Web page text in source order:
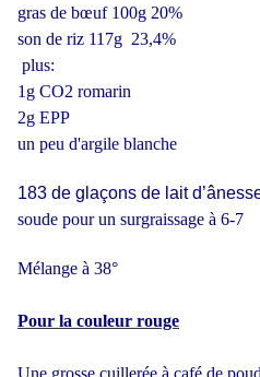
gras de bœuf 100g 20%
son de riz 117g 23,4%
plus:
1g CO2 romarin
2g EPP
un peu d'argile blanche
183 de glaçons de lait
soude pour un surgraissage à 6-7
Mélange à 38°
Pour la couleur rouge